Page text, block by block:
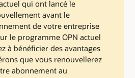
qui ont lancé le
avant le
de votre entreprise
le programme OPN actuel
à bénéficier des avantages
que vous renouvellerez
abonnement au